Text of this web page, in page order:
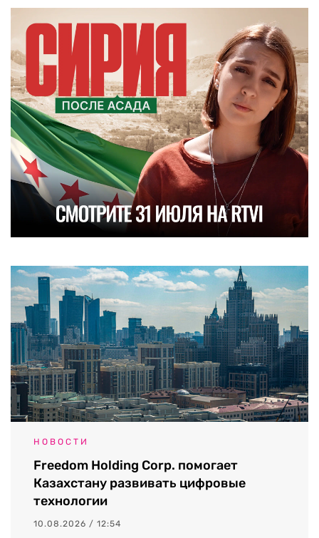
НОВОСТИ
Freedom Holding Corp. помогает
Казахстану развивать цифровые
технологии
10.08.2026 / 12:54